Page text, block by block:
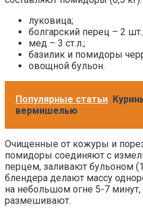
луковица;
болгарский перец – 2
мед – 3 ст.л.;
базилик и помидоры
овощной бульон.
Популярные статьи
вермишелью
Очищенные от кожуры и
помидоры соединяют с
перцем, заливают бульоном
блендера делают массу
на небольшом огне 5-7
размешивают.